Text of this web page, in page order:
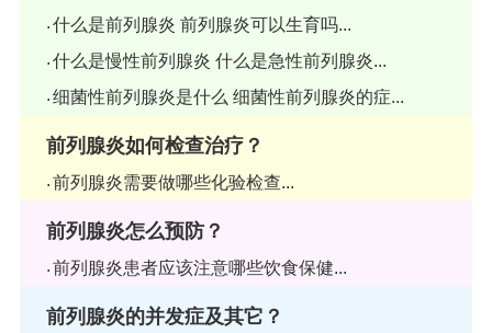
什么是前列腺炎 前列腺炎可以生育吗...
什么是慢性前列腺炎 什么是急性前列腺炎...
细菌性前列腺炎是什么 细菌性前列腺炎的症...
前列腺炎如何检查治疗？
前列腺炎需要做哪些化验检查...
前列腺炎怎么预防？
前列腺炎患者应该注意哪些饮食保健...
前列腺炎的并发症及其它？